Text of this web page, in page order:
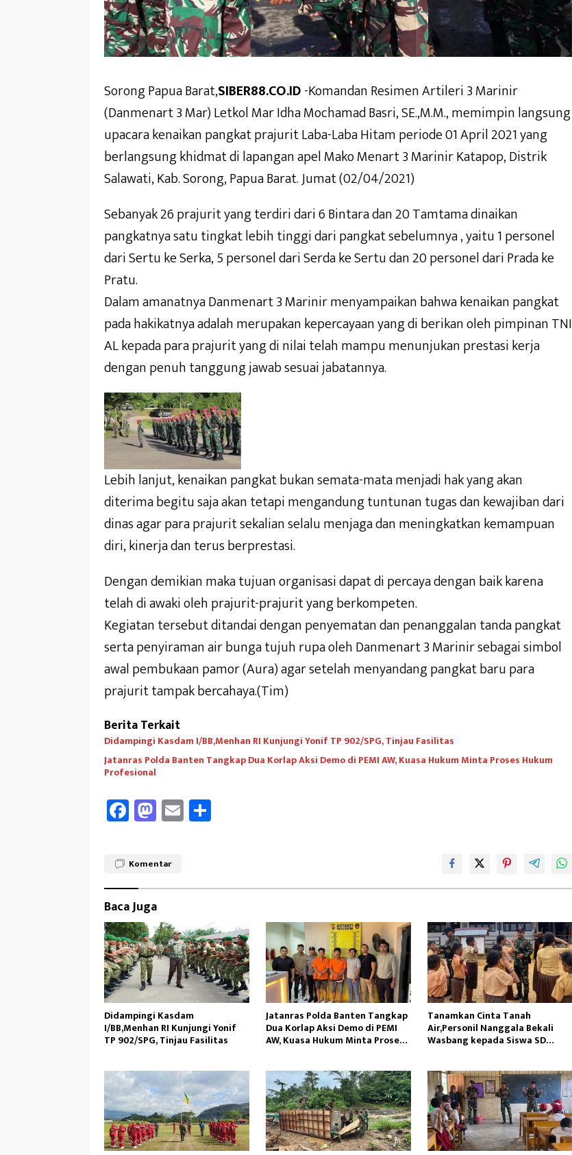
Sorong Papua Barat,SIBER88.CO.ID-Komandan Resimen Artileri 3 Marinir
(Danmenart 3 Mar) Letkol Mar Idha Mochamad Basri, SE.,M.M., memimpin langsung
upacara kenaikan pangkat prajurit Laba-Laba Hitam periode 01 April 2021 yang
berlangsung khidmat di lapangan apel Mako Menart 3 Marinir Katapop, Distrik
Salawati, Kab. Sorong, Papua Barat. Jumat (02/04/2021)
Sebanyak 26 prajurit yang terdiri dari 6 Bintara dan 20 Tamtama dinaikan
pangkatnya satu tingkat lebih tinggi dari pangkat sebelumnya , yaitu 1 personel
dari Sertu ke Serka, 5 personel dari Serda ke Sertu dan 20 personel dari Prada ke
Pratu.
Dalam amanatnya Danmenart 3 Marinir menyampaikan bahwa kenaikan pangkat
pada hakikatnya adalah merupakan kepercayaan yang di berikan oleh pimpinan TNI
AL kepada para prajurit yang di nilai telah mampu menunjukan prestasi kerja
dengan penuh tanggung jawab sesuai jabatannya.
Lebih lanjut, kenaikan pangkat bukan semata-mata menjadi hak yang akan
diterima begitu saja akan tetapi mengandung tuntunan tugas dan kewajiban dari
dinas agar para prajurit sekalian selalu menjaga dan meningkatkan kemampuan
diri, kinerja dan terus berprestasi.
Dengan demikian maka tujuan organisasi dapat di percaya dengan baik karena
telah di awaki oleh prajurit-prajurit yang berkompeten.
Kegiatan tersebut ditandai dengan penyematan dan penanggalan tanda pangkat
serta penyiraman air bunga tujuh rupa oleh Danmenart 3 Marinir sebagai simbol
awal pembukaan pamor (Aura) agar setelah menyandang pangkat baru para
prajurit tampak bercahaya.(Tim)
Berita Terkait
Didampingi Kasdam I/BB,Menhan RI Kunjungi Yonif TP 902/SPG, Tinjau Fasilitas
Jatanras Polda Banten Tangkap Dua Korlap Aksi Demo di PEMI AW, Kuasa Hukum Minta Proses Hukum
Profesional
Fa
ce
b
oo
k
M
as
to
d
o
n
E
m
Komentar
Baca Juga
Didampingi Kasdam
I/BB,Menhan RI Kunjungi Yonif
TP 902/SPG, Tinjau Fasilitas
Jatanras Polda Banten Tangkap
Dua Korlap Aksi Demo di PEMI
AW, Kuasa Hukum Minta Proses
Tanamkan Cinta Tanah
Air,Personil Nanggala Bekali
Wasbang kepada Siswa SD